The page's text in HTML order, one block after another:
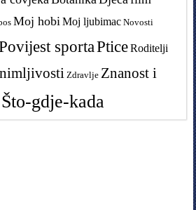
Moj hobi Moj ljubimac Novosti
sportaPtice Roditelji
Zdravlje Znanost i
Što-gdje-kada